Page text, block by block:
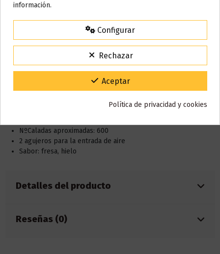
Dimensiones: 94.6 x 23.6 x 22.4mm
NºCaladas aproximadas: 600
2 agujeros para la entrada de aire
Sabor: fresa, hielo
Detalles del producto
Reseñas (0)
Todos los pedidos realizados desde el
15% de descuento
Para agradecerte la espera durante estos días.
Código:VACACIONES15
Gracias por tu paciencia y por seguir confiando en nosotros.
información.
Configurar
Rechazar
Aceptar
Política de privacidad y cookies